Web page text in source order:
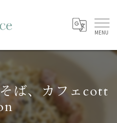
ば、カフェcott